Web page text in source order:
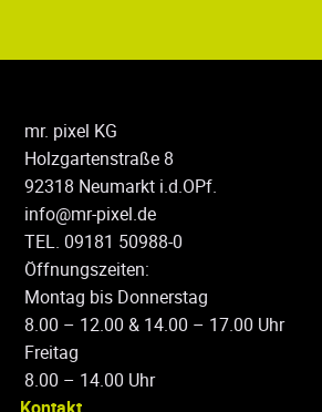
mr. pixel KG
Holzgartenstraße 8
92318 Neumarkt i.d.OPf.
info@mr-pixel.de
TEL. 09181 50988-0
Öffnungszeiten:
Montag bis Donnerstag
8.00 – 12.00 & 14.00 – 17.00 Uhr
Freitag
8.00 – 14.00 Uhr